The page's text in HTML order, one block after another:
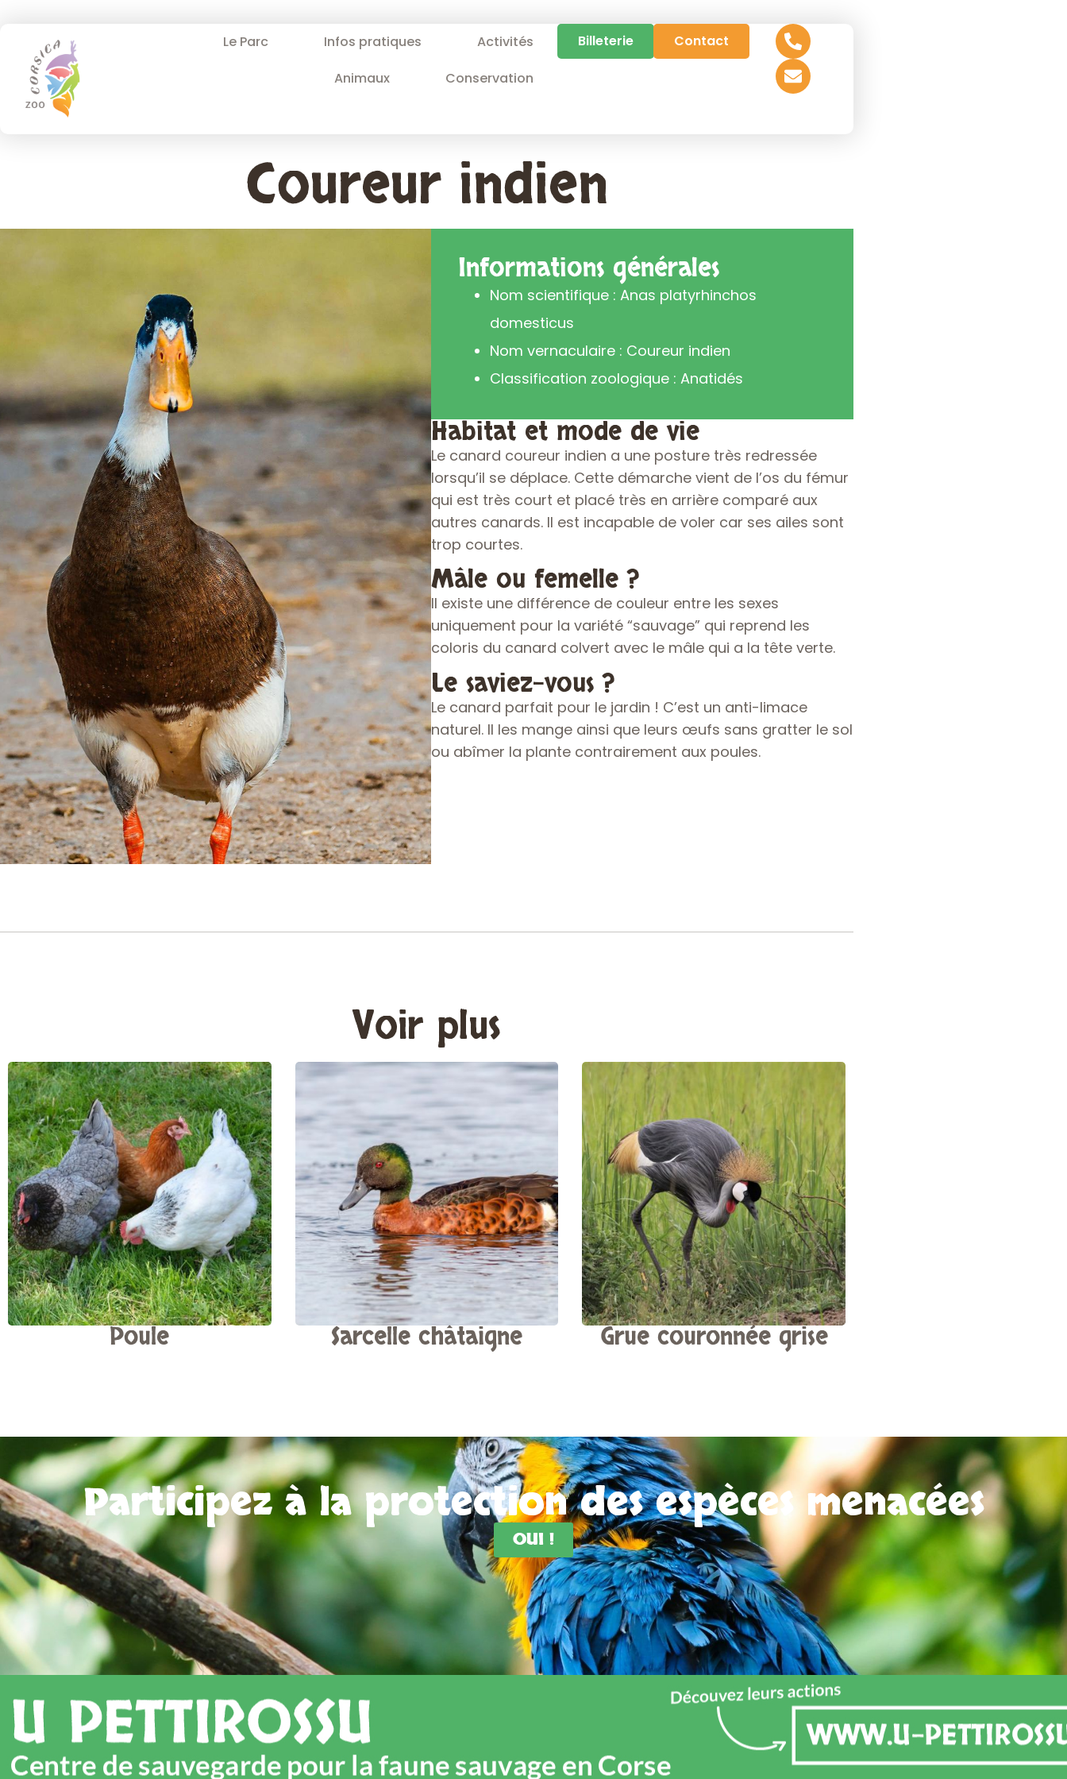
Le Parc Infos pratiques
Activités
Animaux
Conservation
Billeterie Contact
Coureur indien
Informations générales
Nom scientifique : Anas platyrhinchos
domesticus
Nom vernaculaire : Coureur indien
Classification zoologique : Anatidés
Habitat et mode de vie
Le canard coureur indien a une posture très redressée
lorsqu’il se déplace. Cette démarche vient de l’os du fémur
qui est très court et placé très en arrière comparé aux
autres canards. Il est incapable de voler car ses ailes sont
trop courtes.
Mâle ou femelle ?
Il existe une différence de couleur entre les sexes
uniquement pour la variété “sauvage” qui reprend les
coloris du canard colvert avec le mâle qui a la tête verte.
Le saviez-vous ?
Le canard parfait pour le jardin ! C’est un anti-limace
naturel. Il les mange ainsi que leurs œufs sans gratter le sol
ou abîmer la plante contrairement aux poules.
Voir plus
Poule Sarcelle châtaigne Grue couronnée grise
Participez à la protection des espèces menacées
OUI !